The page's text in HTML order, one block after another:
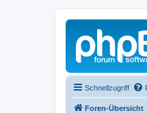
Schnellzugriff
Foren-Übersicht